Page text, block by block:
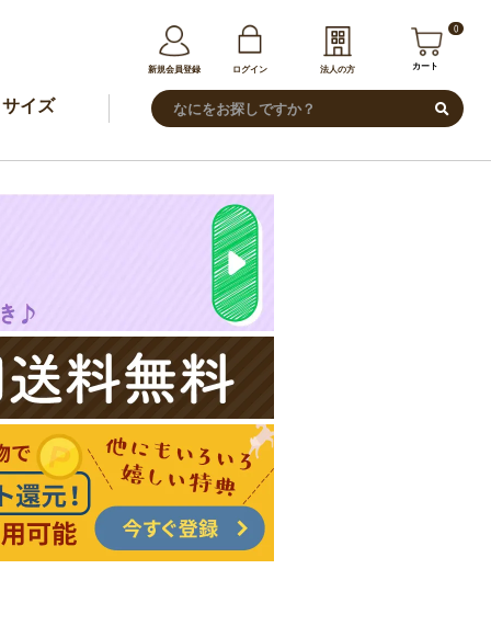
新規会員登録 ログイン 法人の方
0
カート
サイズ